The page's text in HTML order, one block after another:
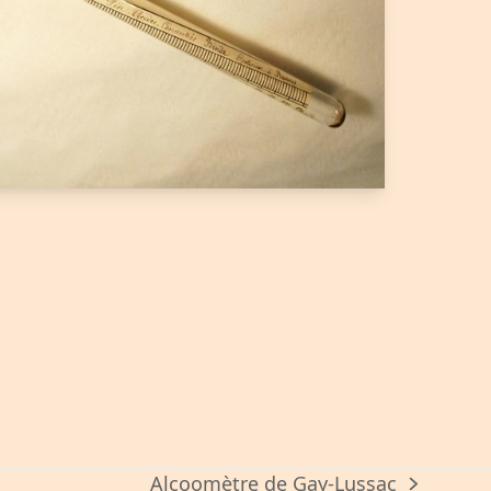
Alcoomètre de Gay-Lussac